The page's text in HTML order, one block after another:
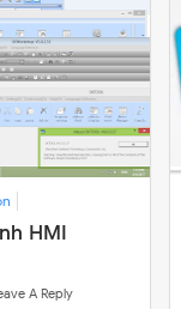
HMI
A Reply